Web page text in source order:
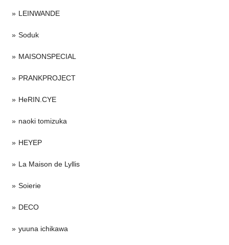
LEINWANDE
Soduk
MAISONSPECIAL
PRANKPROJECT
HeRIN.CYE
naoki tomizuka
HEYEP
La Maison de Lyllis
Soierie
DECO
yuuna ichikawa